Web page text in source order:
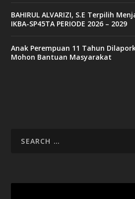
BAHIRUL ALVARIZI, S.E Terpilih
IKBA-SP45TA PERIODE 2026 – 2029
Anak Perempuan 11 Tahun
Mohon Bantuan Masyarakat